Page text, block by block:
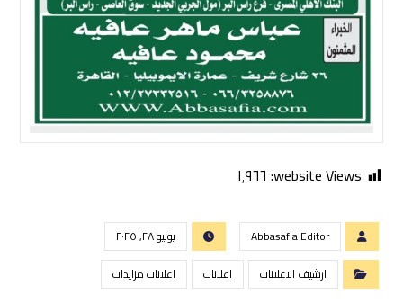
website Views: ١٬٩٦٦
Abbasafia Editor
يوليو ٢٨, ٢٠٢٥
ارشيف الاعلانات
اعلانات اعلانات مزايدات